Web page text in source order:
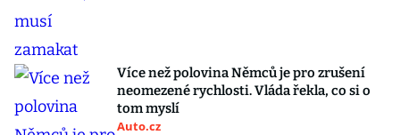
Více než polovina Němců je pro zrušení
neomezené rychlosti. Vláda řekla, co si o
tom myslí
Auto.cz